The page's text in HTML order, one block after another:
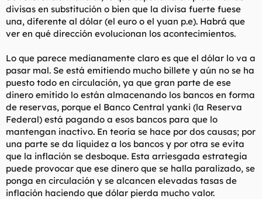
divisas en substitución o bien que la divisa fuerte fuese
una, diferente al dólar (el euro o el yuan p.e). Habrá que
ver en qué dirección evolucionan los acontecimientos.
Lo que parece medianamente claro es que el dólar lo va a
pasar mal. Se está emitiendo mucho billete y aún no se ha
puesto todo en circulación, ya que gran parte de ese
dinero emitido lo están almacenando los bancos en forma
de reservas, porque el Banco Central yanki (la Reserva
Federal) está pagando a esos bancos para que lo
mantengan inactivo. En teoría se hace por dos causas; por
una parte se da liquidez a los bancos y por otra se evita
que la inflación se desboque. Esta arriesgada estrategia
puede provocar que ese dinero que se halla paralizado, se
ponga en circulación y se alcancen elevadas tasas de
inflación haciendo que dólar pierda mucho valor.